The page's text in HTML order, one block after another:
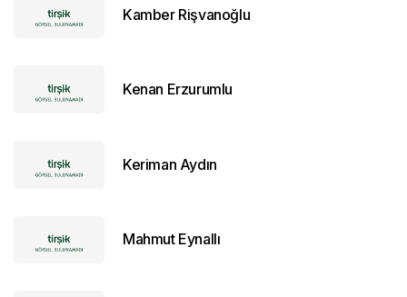
Kamber Rişvanoğlu
Kenan Erzurumlu
Keriman Aydın
Mahmut Eynallı